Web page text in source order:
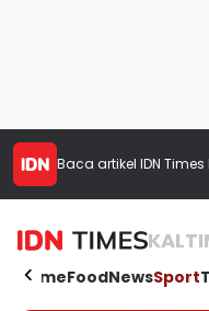
Baca artikel IDN Times
HomeFoodNewsSport